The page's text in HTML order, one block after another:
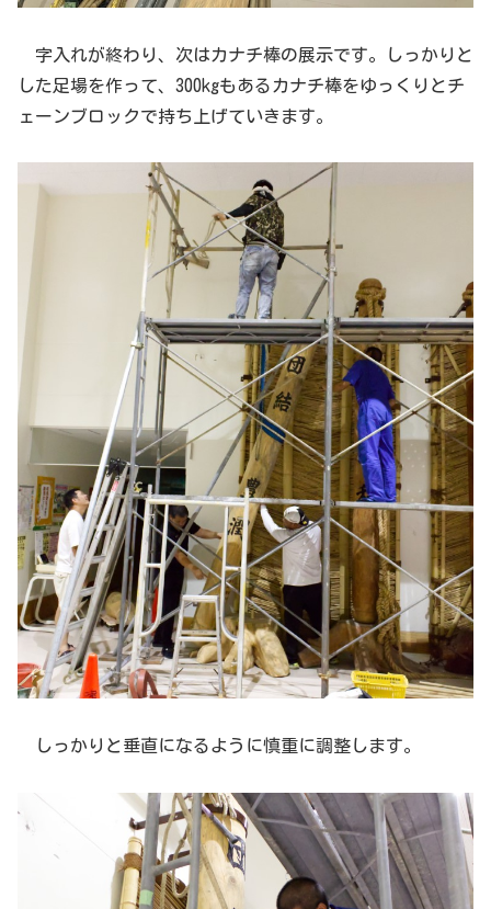
字入れが終わり、次はカナチ棒の展示です。しっかりと
した足場を作って、300kgもあるカナチ棒をゆっくりとチ
ェーンブロックで持ち上げていきます。
しっかりと垂直になるように慎重に調整します。